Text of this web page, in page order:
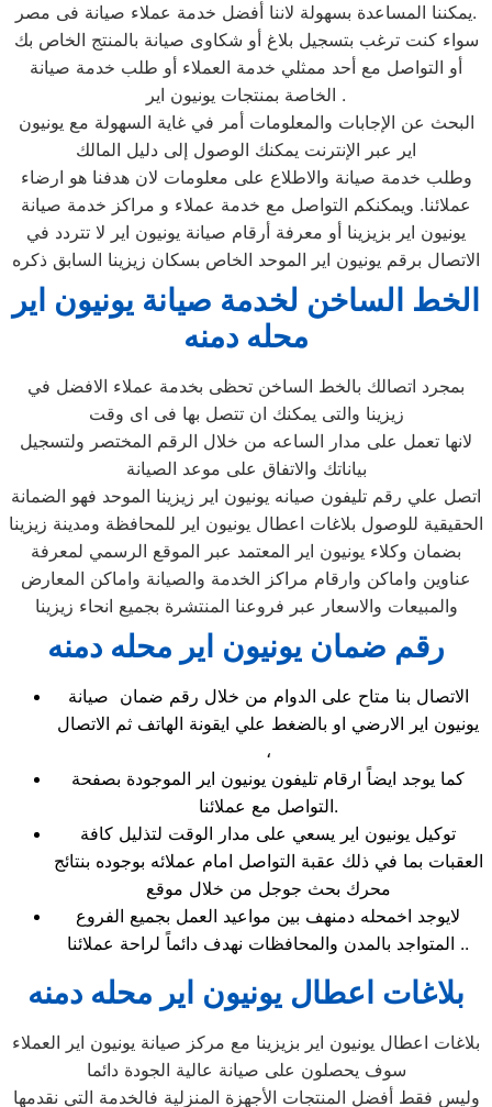
يمكننا المساعدة بسهولة لاننا أفضل خدمة عملاء صيانة فى مصر.
سواء كنت ترغب بتسجيل بلاغ أو شكاوى صيانة بالمنتج الخاص بك
أو التواصل مع أحد ممثلي خدمة العملاء أو طلب خدمة صيانة
الخاصة بمنتجات يونيون اير .
البحث عن الإجابات والمعلومات أمر في غاية السهولة مع يونيون
اير عبر الإنترنت يمكنك الوصول إلى دليل المالك
وطلب خدمة صيانة والاطلاع على معلومات لان هدفنا هو ارضاء
عملائنا. ويمكنكم التواصل مع خدمة عملاء و مراكز خدمة صيانة
يونيون اير بزيزينا أو معرفة أرقام صيانة يونيون اير لا تتردد في
الاتصال برقم يونيون اير الموحد الخاص بسكان زيزينا السابق ذكره
الخط الساخن لخدمة صيانة يونيون اير
محله دمنه
بمجرد اتصالك بالخط الساخن تحظى بخدمة عملاء الافضل في
زيزينا والتى يمكنك ان تتصل بها فى اى وقت
لانها تعمل على مدار الساعه من خلال الرقم المختصر ولتسجيل
بياناتك والاتفاق على موعد الصيانة
اتصل علي رقم تليفون صيانه يونيون اير زيزينا الموحد فهو الضمانة
الحقيقية للوصول بلاغات اعطال يونيون اير للمحافظة ومدينة زيزينا
بضمان وكلاء يونيون اير المعتمد عبر الموقع الرسمي لمعرفة
عناوين واماكن وارقام مراكز الخدمة والصيانة واماكن المعارض
والمبيعات والاسعار عبر فروعنا المنتشرة بجميع انحاء زيزينا
رقم ضمان يونيون اير محله دمنه
الاتصال بنا متاح على الدوام من خلال رقم ضمان صيانة
يونيون اير الارضي او بالضغط علي ايقونة الهاتف ثم الاتصال
،
كما يوجد ايضاً ارقام تليفون يونيون اير الموجودة بصفحة
التواصل مع عملائنا.
توكيل يونيون اير يسعي على مدار الوقت لتذليل كافة
العقبات بما في ذلك عقبة التواصل امام عملائه بوجوده بنتائج
محرك بحث جوجل من خلال موقع
لايوجد اخمحله دمنهف بين مواعيد العمل بجميع الفروع
المتواجد بالمدن والمحافظات نهدف دائماً لراحة عملائنا ..
بلاغات اعطال يونيون اير محله دمنه
بلاغات اعطال يونيون اير بزيزينا مع مركز صيانة يونيون اير العملاء
سوف يحصلون على صيانة عالية الجودة دائما
وليس فقط أفضل المنتجات الأجهزة المنزلية فالخدمة التي نقدمها